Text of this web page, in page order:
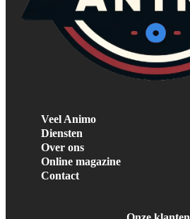
Veel Animo
Diensten
Over ons
Online magazine
Contact